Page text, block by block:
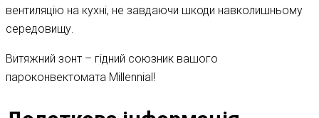
вентиляцію на кухні, не завдаючи шкоди навколишньому
середовищу.
Витяжний зонт – гідний союзник вашого
пароконвектомата Millennial!